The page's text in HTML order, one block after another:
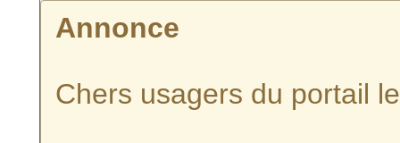
Annonce
Chers usagers du portail